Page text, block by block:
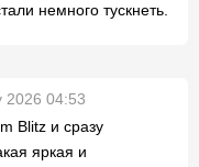
немного тускнеть.
2026 04:53
Blitz и сразу
яркая и